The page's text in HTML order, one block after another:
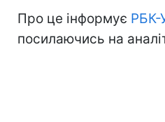
Про це інформує РБК-
посилаючись на